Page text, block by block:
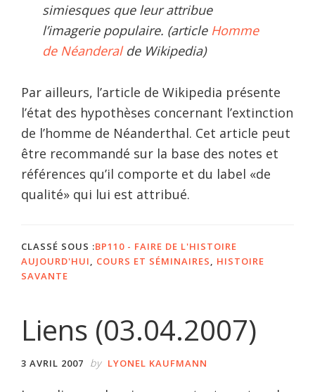
simiesques que leur attribue
l’imagerie populaire. (article Homme
de Néanderal de Wikipedia)
Par ailleurs, l’article de Wikipedia présente
l’état des hypothèses concernant l’extinction
de l’homme de Néanderthal. Cet article peut
être recommandé sur la base des notes et
références qu’il comporte et du label «de
qualité» qui lui est attribué.
CLASSÉ SOUS :BP110 - FAIRE DE L'HISTOIRE
AUJOURD'HUI
COURS ET SÉMINAIRES
HISTOIRE
SAVANTE
Liens (03.04.2007)
3 AVRIL 2007 by LYONEL KAUFMANN